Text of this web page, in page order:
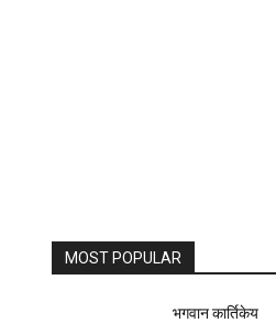
MOST POPULAR
भगवान कार्तिकेय